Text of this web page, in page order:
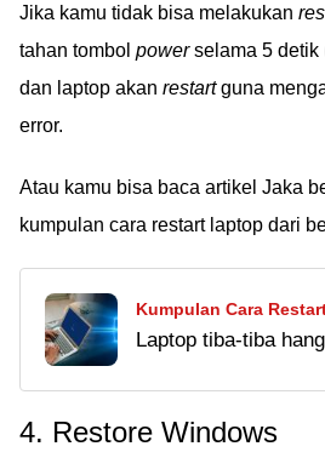
Jika kamu tidak bisa melakukan
tahan tombol powerselama 5 detik
dan laptop akan restartguna
error.
Atau kamu bisa baca artikel Jaka
kumpulan cara restart laptop dari
Kumpulan Cara
Laptop Berbagai Merek
Laptop tiba-tiba hang
kumpulan cara restart
4. Restore Windows